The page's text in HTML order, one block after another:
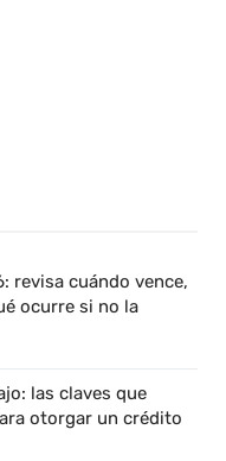
revisa cuándo vence,
ocurre si no la
las claves que
otorgar un crédito